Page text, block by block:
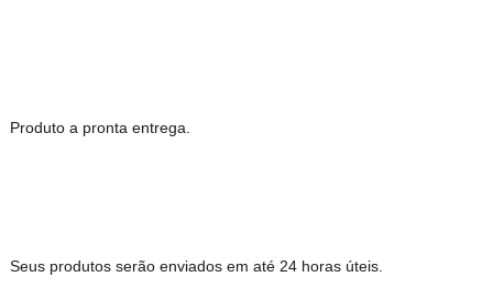
Produto a pronta entrega.
Seus produtos serão enviados em até 24 horas úteis.